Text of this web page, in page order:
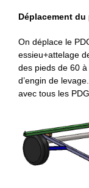
Déplacement
On déplace le
essieu+attelage
des pieds de 60 à
d’engin de
avec tous les